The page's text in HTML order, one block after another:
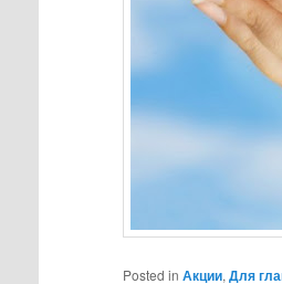
Posted in Акции, Для